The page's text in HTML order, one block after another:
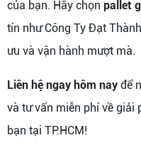
của bạn. Hãy chọn pallet
tín như Công Ty Đạt
ưu và vận hành mượt mà.
Liên hệ ngay hôm nay để
và tư vấn miễn phí về giải
bạn tại TP.HCM!